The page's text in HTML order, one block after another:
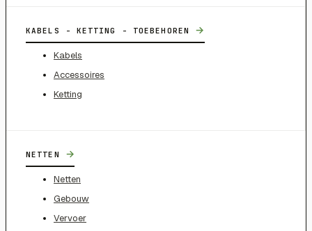
KABELS - KETTING - TOEBEHOREN →
Kabels
Accessoires
Ketting
NETTEN →
Netten
Gebouw
Vervoer